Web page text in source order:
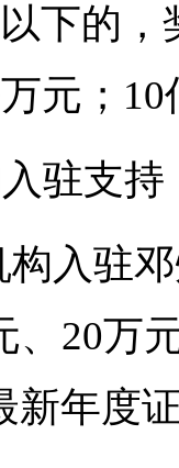
下的
元；
驻支持
构入驻
、20万
新年度